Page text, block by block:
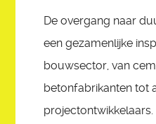
De overgang naar
een gezamenlijke
bouwsector, van
betonfabrikanten tot
projectontwikkelaars.